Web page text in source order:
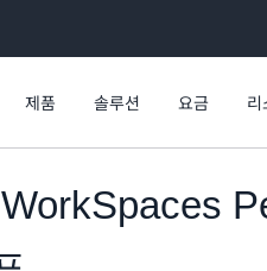
제품 솔루션 요금 리